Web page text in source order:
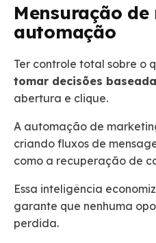
Mensuração
automação
Ter controle total sobre o
tomar decisões
abertura e clique.
A automação de
criando fluxos de
como a recuperação de
Essa inteligência
garante que nenhuma
perdida.